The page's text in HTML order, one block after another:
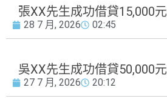
張XX先生成功借貸15,000元
28 7 月, 2026 02:45
吳XX先生成功借貸50,000元
27 7 月, 2026 20:12